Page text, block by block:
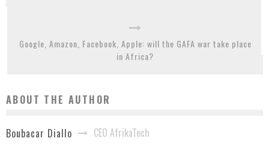
Google, Amazon, Facebook, Apple: will the GAFA war take place
in Africa?
ABOUT THE AUTHOR
Boubacar Diallo CEO AfrikaTech